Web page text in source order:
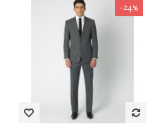
-24%